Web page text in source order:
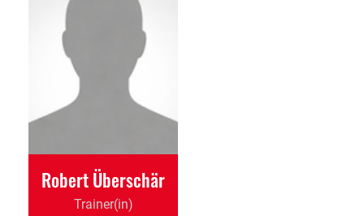
Robert Überschär
Trainer(in)